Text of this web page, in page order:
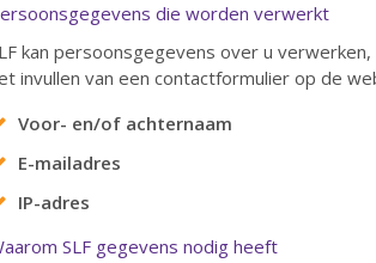
die worden verwerkt
kan persoonsgegevens over u
invullen van een contactformulier op de
Voor- en/of achternaam
E-mailadres
IP-adres
SLF gegevens nodig heeft